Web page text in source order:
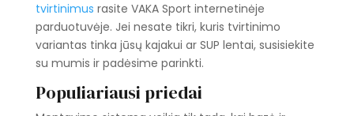
tvirtinimus rasite VAKA Sport internetinėje
parduotuvėje. Jei nesate tikri, kuris tvirtinimo
variantas tinka jūsų kajakui ar SUP lentai, susisiekite
su mumis ir padėsime parinkti.
Populiariausi priedai